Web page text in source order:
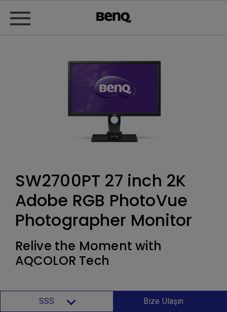
SW2700PT 27 inch 2K
Adobe RGB PhotoVue
Photographer Monitor
Relive the Moment with
AQCOLOR Tech
SSS Bize Ulaşın